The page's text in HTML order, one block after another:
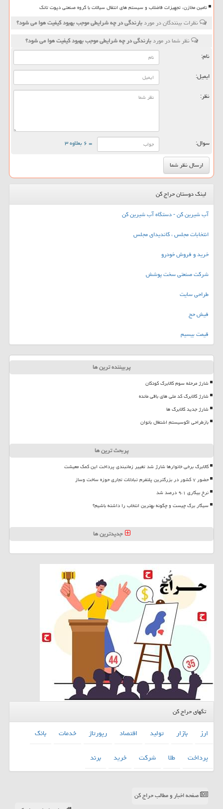
تامین مخازن، تجهیزات فاضلاب و سیستم های انتقال سیالات با گروه صنعتی دپوت تانک
نظرات بینندگان در موردبارندگی در چه شرایطی موجب بهبود كیفیت هوا می شود؟
نظر شما در موردبارندگی در چه شرایطی موجب بهبود كیفیت هوا می شود؟
نام:
ایمیل:
نظر:
سوال: = ۶ بعلاوه ۳
لینک دوستان حراج کن
آب شیرین کن - دستگاه آب شیرین کن
انتخابات مجلس ، کاندیدای مجلس
خرید و فروش خودرو
شرکت صنعتی سخت پوشش
طراحی سایت
فیش حج
قیمت بیسیم
پربیننده ترین ها
شارژ مرحله سوم کالابرگ کودکان
شارژ کالابرگ کد ملی های باقی مانده
شارژ جدید کالابرگ ها
بازطراحی اکوسیستم اشتغال بانوان
پربحث ترین ها
کالابرگ برخی خانوارها شارژ شد تغییر زمانبندی پرداخت این کمک معیشت
حضور ۷ کشور در بزرگترین پلتفرم تبادلات تجاری حوزه ساخت وساز
نرخ بیکاری ۹،۱ درصد شد
سیگار برگ چیست و چگونه بهترین انتخاب را داشته باشیم؟
جدیدترین ها
تگهای حراج کن
ارز بازار تولید اقتصاد رپورتاژ خدمات
بانك
پرداخت
طلا شركت خرید برند
صفحه اخبار و مطالب حراج کن